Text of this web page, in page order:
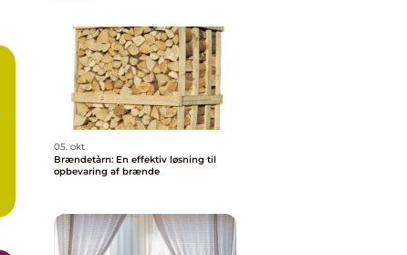
05. okt
Brændetårn: En effektiv løsning til
opbevaring af brænde